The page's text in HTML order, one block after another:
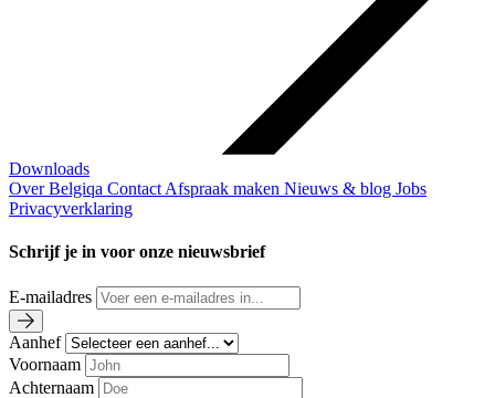
Downloads
Over Belgiqa Contact Afspraak maken Nieuws & blog Jobs
Privacyverklaring
Schrijf je in voor onze nieuwsbrief
E-mailadres
Aanhef
Voornaam
Achternaam